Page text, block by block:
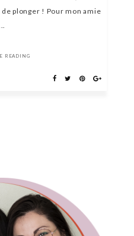
plonger ! Pour mon amie
READING